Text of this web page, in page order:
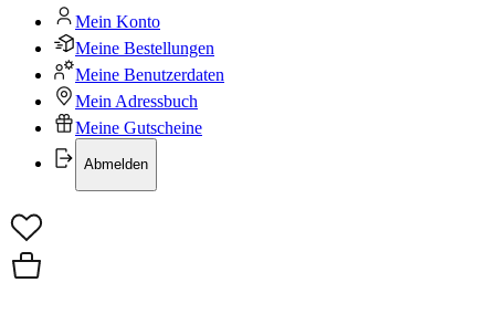
Mein Konto
Meine Bestellungen
Meine Benutzerdaten
Mein Adressbuch
Meine Gutscheine
Abmelden